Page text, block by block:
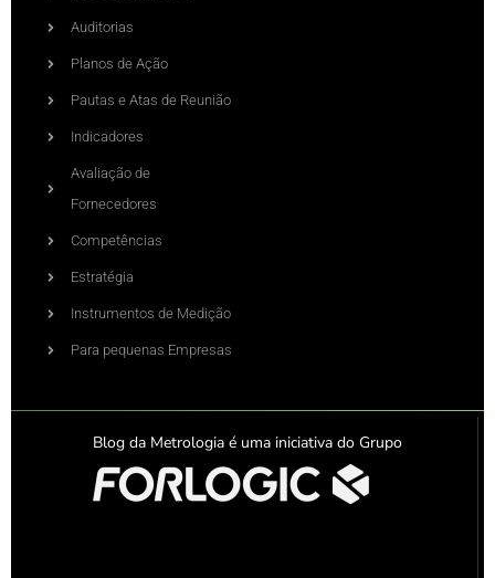
Auditorias
Planos de Ação
Pautas e Atas de Reunião
Indicadores
Avaliação de
Fornecedores
Competências
Estratégia
Instrumentos de Medição
Para pequenas Empresas
Blog da Metrologia é uma iniciativa do Grupo